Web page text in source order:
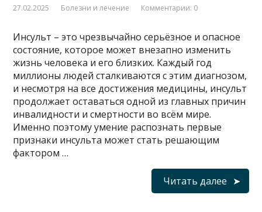
27.02.2025 Болезни и лечение Комментарии: 0
Инсульт – это чрезвычайно серьёзное и опасное
состояние, которое может внезапно изменить
жизнь человека и его близких. Каждый год
миллионы людей сталкиваются с этим диагнозом,
и несмотря на все достижения медицины, инсульт
продолжает оставаться одной из главных причин
инвалидности и смертности во всём мире.
Именно поэтому умение распознать первые
признаки инсульта может стать решающим
фактором …
Читать далее